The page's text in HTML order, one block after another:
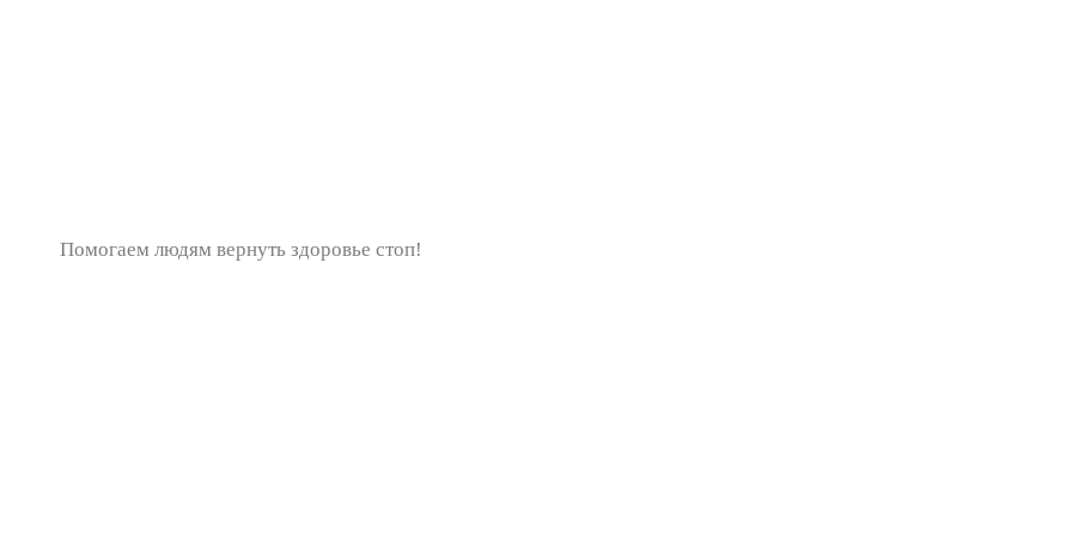
Помогаем людям вернуть здоровье стоп!